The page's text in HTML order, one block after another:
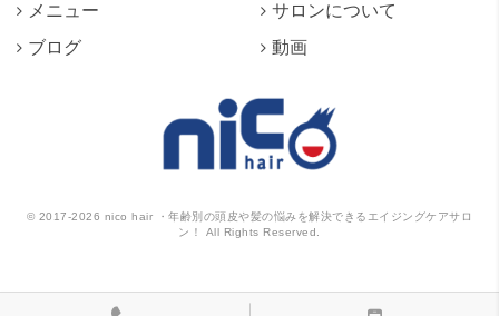
メニュー
サロンについて
ブログ
動画
© 2017-2026 nico hair ・年齢別の頭皮や髪の悩みを解決できるエイジングケアサロ
ン！ All Rights Reserved.